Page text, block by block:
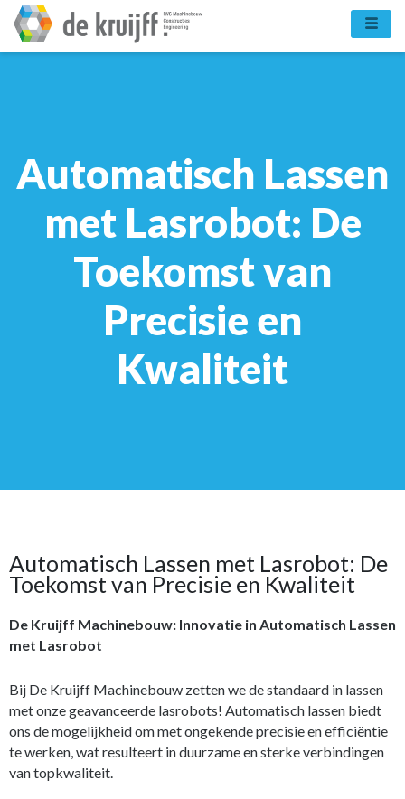
naar
de
Automatisch Lassen
met Lasrobot: De
Toekomst van
Precisie en
Kwaliteit
Automatisch Lassen met Lasrobot: De
Toekomst van Precisie en Kwaliteit
De Kruijff Machinebouw: Innovatie in Automatisch Lassen
met Lasrobot
Bij De Kruijff Machinebouw zetten we de standaard in lassen
met onze geavanceerde lasrobots! Automatisch lassen biedt
ons de mogelijkheid om met ongekende precisie en efficiëntie
te werken, wat resulteert in duurzame en sterke verbindingen
van topkwaliteit.